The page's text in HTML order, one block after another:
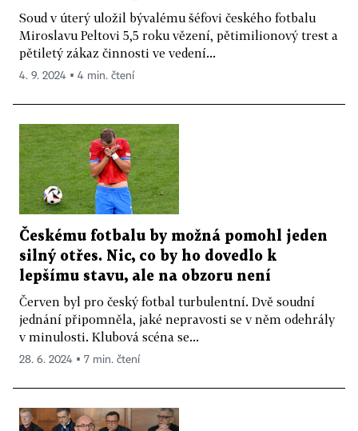
Soud v úterý uložil bývalému šéfovi českého fotbalu
Miroslavu Peltovi 5,5 roku vězení, pětimilionový trest a
pětiletý zákaz činnosti ve vedení...
4. 9. 2024 ▪ 4 min. čtení
Českému fotbalu by možná pomohl jeden
silný otřes. Nic, co by ho dovedlo k
lepšímu stavu, ale na obzoru není
Červen byl pro český fotbal turbulentní. Dvě soudní
jednání připomněla, jaké nepravosti se v něm odehrály
v minulosti. Klubová scéna se...
28. 6. 2024 ▪ 7 min. čtení